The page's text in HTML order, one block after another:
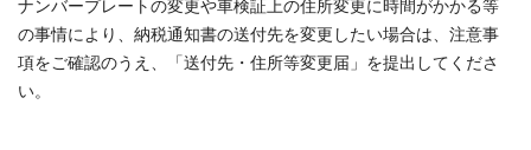
ナンバープレートの変更や車検証上の住所変更に時間がかかる等
の事情により、納税通知書の送付先を変更したい場合は、注意事
項をご確認のうえ、「送付先・住所等変更届」を提出してくださ
い。